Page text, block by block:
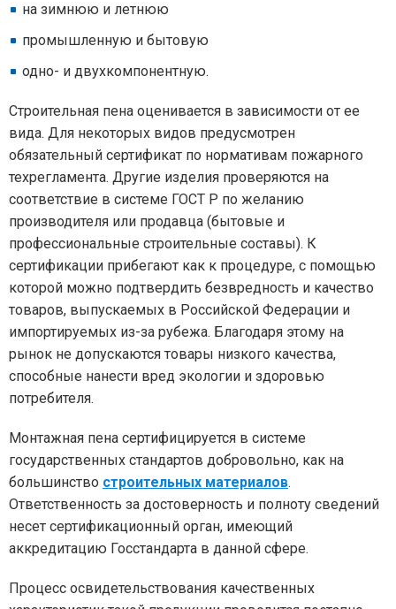
на зимнюю и летнюю
промышленную и бытовую
одно- и двухкомпонентную.
Строительная пена оценивается в зависимости от ее
вида. Для некоторых видов предусмотрен
обязательный сертификат по нормативам пожарного
техрегламента. Другие изделия проверяются на
соответствие в системе ГОСТ Р по желанию
производителя или продавца (бытовые и
профессиональные строительные составы). К
сертификации прибегают как к процедуре, с помощью
которой можно подтвердить безвредность и качество
товаров, выпускаемых в Российской Федерации и
импортируемых из-за рубежа. Благодаря этому на
рынок не допускаются товары низкого качества,
способные нанести вред экологии и здоровью
потребителя.
Монтажная пена сертифицируется в системе
государственных стандартов добровольно, как на
большинство строительных материалов.
Ответственность за достоверность и полноту сведений
несет сертификационный орган, имеющий
аккредитацию Госстандарта в данной сфере.
Процесс освидетельствования качественных